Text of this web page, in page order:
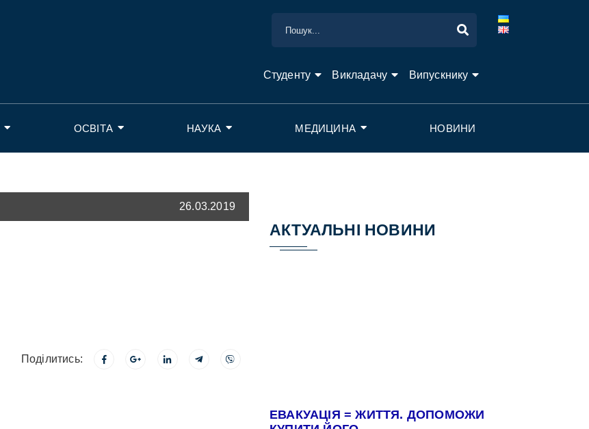
Студенту Викладачу Випускнику
ОСВІТА НАУКА МЕДИЦИНА НОВИНИ
26.03.2019
Поділитись:
АКТУАЛЬНІ НОВИНИ
ЕВАКУАЦІЯ = ЖИТТЯ. ДОПОМОЖИ